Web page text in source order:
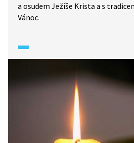
a osudem Ježíše Krista a s
Vánoc.